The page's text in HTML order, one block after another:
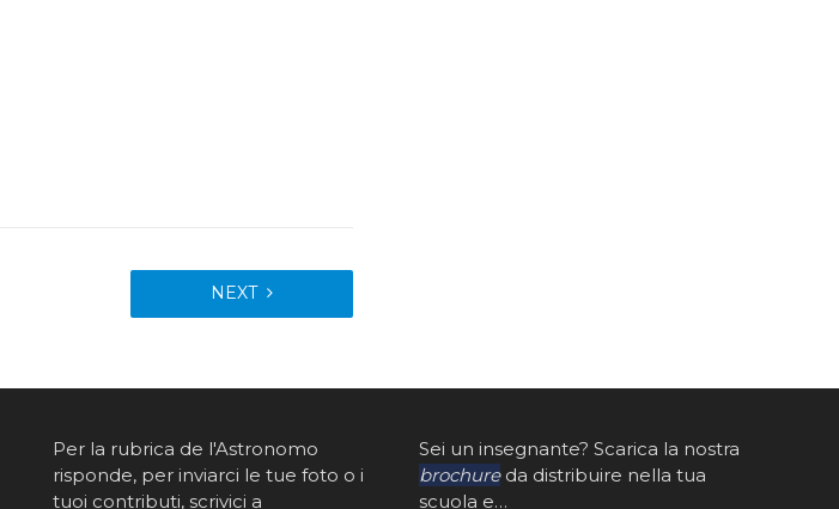
NEXT
Per la rubrica de l'Astronomo
risponde, per inviarci le tue foto o i
tuoi contributi, scrivici a
Sei un insegnante? Scarica la nostra
brochureda distribuire nella tua
scuola e…